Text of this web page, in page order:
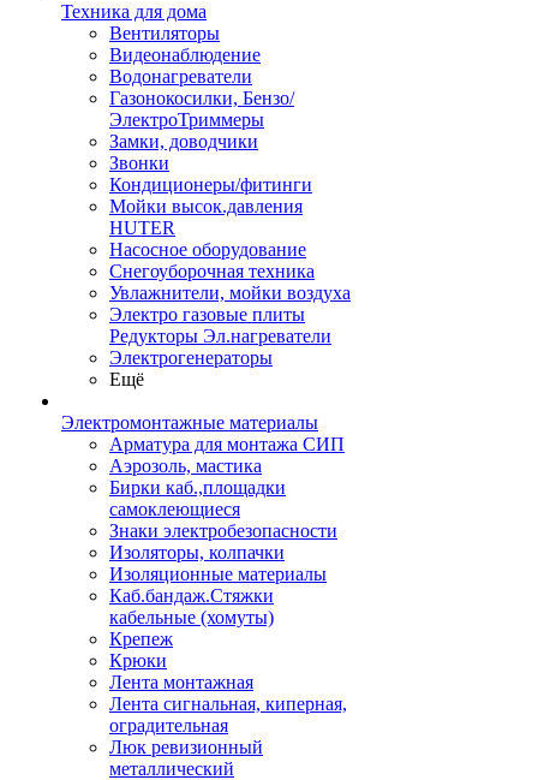
Техника для дома
Вентиляторы
Видеонаблюдение
Водонагреватели
Газонокосилки, Бензо/
ЭлектроТриммеры
Замки, доводчики
Звонки
Кондиционеры/фитинги
Мойки высок.давления
HUTER
Насосное оборудование
Снегоуборочная техника
Увлажнители, мойки воздуха
Электро газовые плиты
Редукторы Эл.нагреватели
Электрогенераторы
Ещё
Электромонтажные материалы
Арматура для монтажа СИП
Аэрозоль, мастика
Бирки каб.,площадки
самоклеющиеся
Знаки электробезопасности
Изоляторы, колпачки
Изоляционные материалы
Каб.бандаж.Стяжки
кабельные (хомуты)
Крепеж
Крюки
Лента монтажная
Лента сигнальная, киперная,
оградительная
Люк ревизионный
металлический